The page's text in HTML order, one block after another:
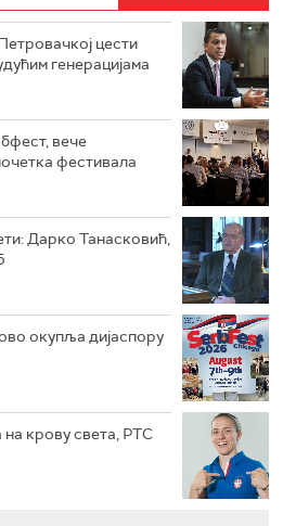
цести
генерацијама
вече
фестивала
Дарко Танасковић,
окупља дијаспору
на крову света, РТС